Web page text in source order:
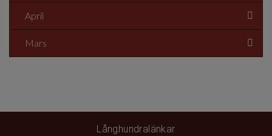
April
Mars
Långhundralänkar